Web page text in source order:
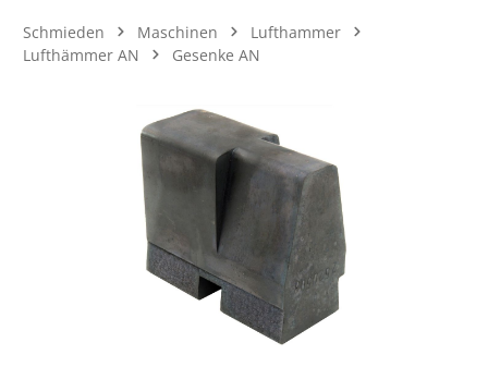
Schmieden Maschinen
Lufthammer
Lufthämmer AN
Gesenke AN
Bildergalerie überspringen